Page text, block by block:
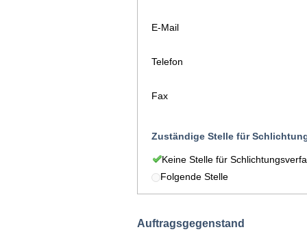
E-Mail
Telefon
Fax
Zuständige Stelle für
Keine Stelle für
Folgende Stelle
Auftragsgegenstand